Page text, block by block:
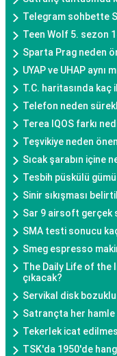
Telegram sohbette
Teen Wolf 5. sezon
Sparta Prag neden
UYAP ve UHAP aynı
T.C. haritasında kaç
Telefon neden
Terea IQOS farkı
Teşvikiye neden
Sıcak şarabın içine
Tesbih püskülü
Sinir sıkışması
Sar 9 airsoft gerçek
SMA testi sonucu
Smeg espresso
The Daily Life of the
çıkacak?
Servikal disk
Satrançta her hamle
Tekerlek icat
TSK'da 1950'de